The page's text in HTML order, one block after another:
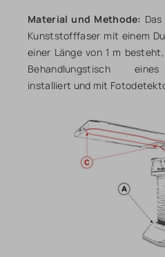
Material und Methode:
Kunststofffaser mit einem
einer Länge von 1 m
Behandlungstisch eines
installiert und mit